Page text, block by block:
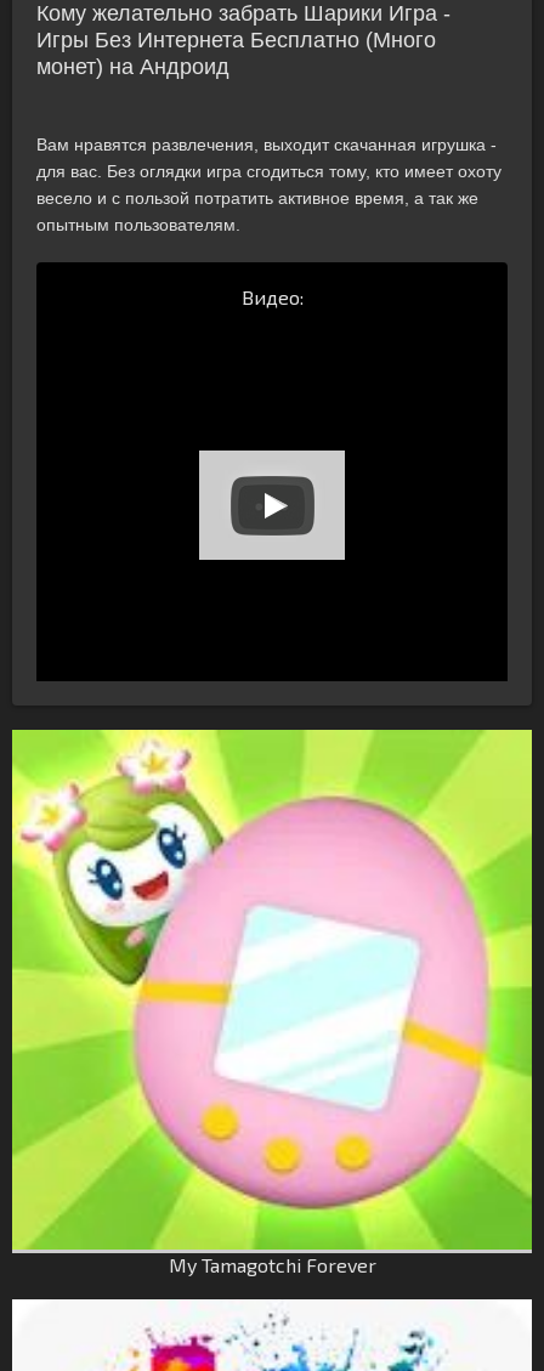
Кому желательно забрать Шарики Игра -
Игры Без Интернета Бесплатно (Много
монет) на Андроид
Вам нравятся развлечения, выходит скачанная игрушка -
для вас. Без оглядки игра сгодиться тому, кто имеет охоту
весело и с пользой потратить активное время, а так же
опытным пользователям.
Видео:
My Tamagotchi Forever